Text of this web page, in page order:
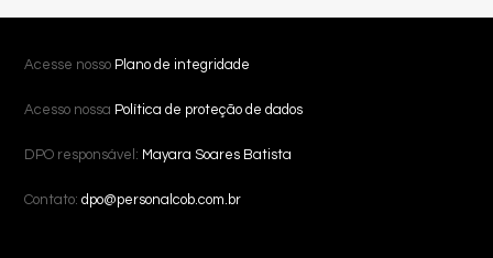
Acesse nosso Plano de integridade
Acesso nossa Política de proteção de dados
DPO responsável: Mayara Soares Batista
Contato:dpo@personalcob.com.br